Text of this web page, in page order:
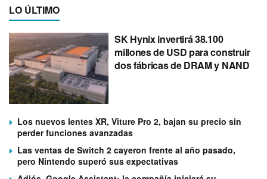
LO ÚLTIMO
SK Hynix invertirá 38.100
millones de USD para construir
dos fábricas de DRAM y NAND
Los nuevos lentes XR, Viture Pro 2, bajan su precio sin
perder funciones avanzadas
Las ventas de Switch 2 cayeron frente al año pasado,
pero Nintendo superó sus expectativas